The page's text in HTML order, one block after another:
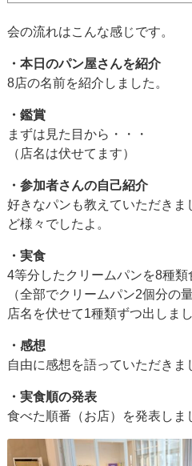
会の流れはこんな感じです。
・本日のパン屋さんを紹介
8店の名前を紹介しました。
・鑑賞
まずは見た目から・・・
（店名は伏せてます）
・参加者さんの自己紹介
好きなパンも教えていただきま
ど様々でしたよ。
・実食
4等分したクリームパンを8種類
（全部でクリームパン2個分の量
店名を伏せて1種類ずつ出しまし
・感想
自由に感想を語っていただきま
・実食順の発表
食べた順番（お店）を発表しま